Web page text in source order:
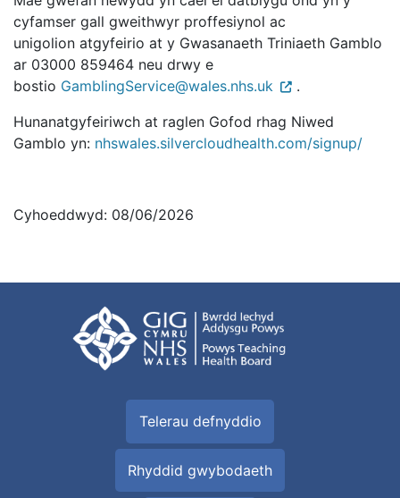
cyfamser gall gweithwyr proffesiynol ac
unigolion atgyfeirio at y Gwasanaeth Triniaeth Gamblo
ar 03000 859464 neu drwy e
bostio GamblingService@wales.nhs.uk
.
Hunanatgyfeiriwch at raglen Gofod rhag Niwed
Gamblo yn: nhswales.silvercloudhealth.com/signup/
Cyhoeddwyd: 08/06/2026
Telerau defnyddio
Rhyddid gwybodaeth